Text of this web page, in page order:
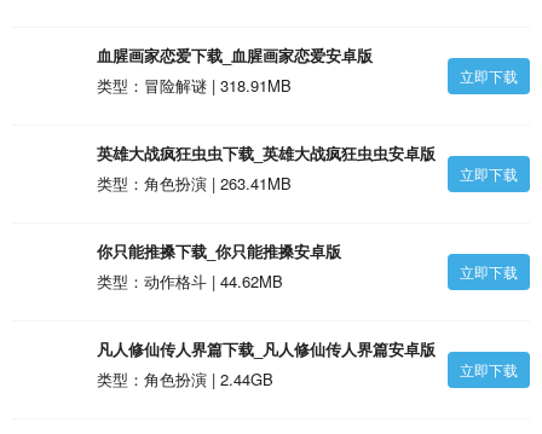
血腥画家恋爱下载_血腥画家恋爱安卓版
类型：冒险解谜 | 318.91MB
立即下载
英雄大战疯狂虫虫下载_英雄大战疯狂虫虫安卓版
类型：角色扮演 | 263.41MB
立即下载
你只能推搡下载_你只能推搡安卓版
类型：动作格斗 | 44.62MB
立即下载
凡人修仙传人界篇下载_凡人修仙传人界篇安卓版
类型：角色扮演 | 2.44GB
立即下载